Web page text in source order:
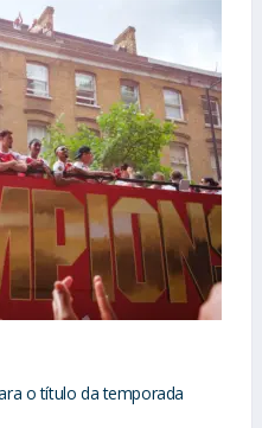
o título da temporada